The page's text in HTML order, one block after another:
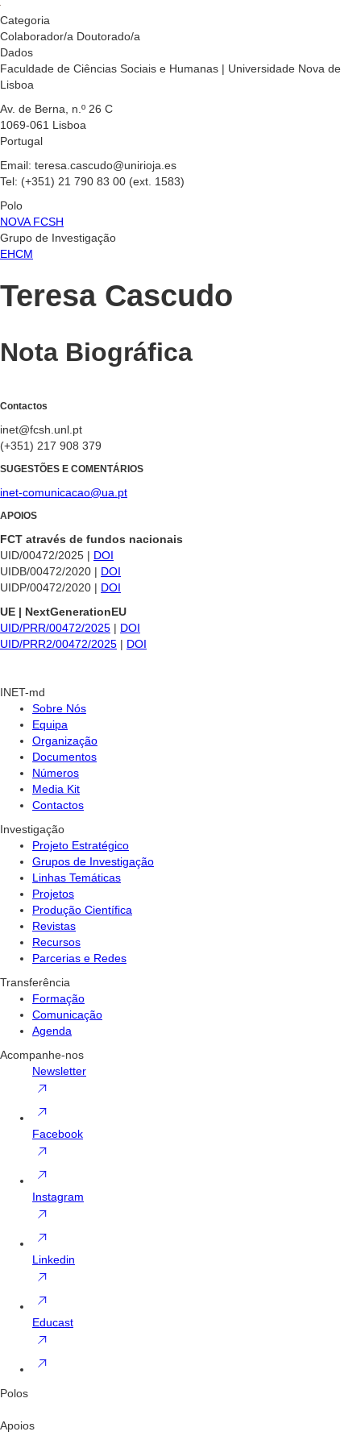
Categoria
Colaborador/a Doutorado/a
Dados
Faculdade de Ciências Sociais e Humanas | Universidade Nova de
Lisboa
Av. de Berna, n.º 26 C
1069-061 Lisboa
Portugal
Email: teresa.cascudo@unirioja.es
Tel: (+351) 21 790 83 00 (ext. 1583)
Polo
NOVA FCSH
Grupo de Investigação
EHCM
Teresa Cascudo
Nota Biográfica
Contactos
inet@fcsh.unl.pt
(+351) 217 908 379
SUGESTÕES E COMENTÁRIOS
inet-comunicacao@ua.pt
APOIOS
FCT através de fundos nacionais
UID/00472/2025 | DOI
UIDB/00472/2020 | DOI
UIDP/00472/2020 | DOI
UE | NextGenerationEU
UID/PRR/00472/2025 | DOI
UID/PRR2/00472/2025 | DOI
INET-md
Sobre Nós
Equipa
Organização
Documentos
Números
Media Kit
Contactos
Investigação
Projeto Estratégico
Grupos de Investigação
Linhas Temáticas
Projetos
Produção Científica
Revistas
Recursos
Parcerias e Redes
Transferência
Formação
Comunicação
Agenda
Acompanhe-nos
Newsletter
Facebook
Instagram
Linkedin
Educast
Polos
Apoios